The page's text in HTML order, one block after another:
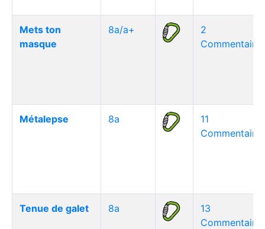
Mets ton
masque
8a/a+
2
Métalepse 8a
11
Tenue de galet 8a
13